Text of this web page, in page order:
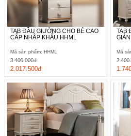
TAB ĐẦU GIƯỜNG CHO BÉ CAO
CẤP NHẬP KHẨU HHML
Mã sản phẩm: HHML
2.017.500đ
3.400.000đ
TAB
Mã